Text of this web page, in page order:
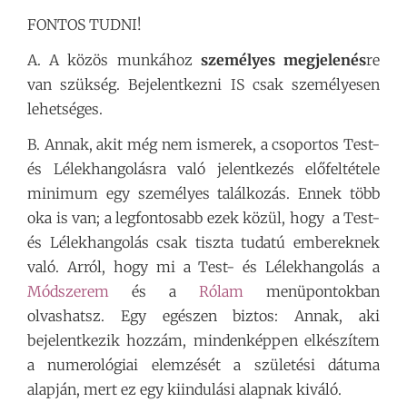
FONTOS TUDNI!
A. A közös munkához személyes megjelenésre
van szükség. Bejelentkezni IS csak személyesen
lehetséges.
B. Annak, akit még nem ismerek, a csoportos Test-
és Lélekhangolásra való jelentkezés előfeltétele
minimum egy személyes találkozás. Ennek több
oka is van; a legfontosabb ezek közül, hogy a Test-
és Lélekhangolás csak tiszta tudatú embereknek
való. Arról, hogy mi a Test- és Lélekhangolás a
Módszerem és a Rólam menüpontokban
olvashatsz. Egy egészen biztos: Annak, aki
bejelentkezik hozzám, mindenképpen elkészítem
a numerológiai elemzését a születési dátuma
alapján, mert ez egy kiindulási alapnak kiváló.